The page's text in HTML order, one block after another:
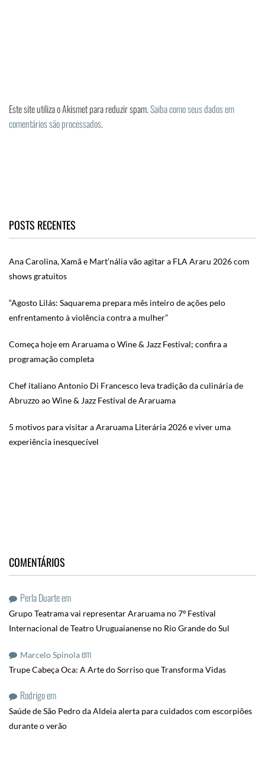
Este site utiliza o Akismet para reduzir spam.Saiba como seus dados em
comentários são processados.
POSTS RECENTES
Ana Carolina, Xamã e Mart’nália vão agitar a FLA Araru 2026 com
shows gratuitos
“Agosto Lilás: Saquarema prepara mês inteiro de ações pelo
enfrentamento à violência contra a mulher”
Começa hoje em Araruama o Wine & Jazz Festival; confira a
programação completa
Chef italiano Antonio Di Francesco leva tradição da culinária de
Abruzzo ao Wine & Jazz Festival de Araruama
5 motivos para visitar a Araruama Literária 2026 e viver uma
experiência inesquecível
COMENTÁRIOS
Perla Duarteem
Grupo Teatrama vai representar Araruama no 7º Festival
Internacional de Teatro Uruguaianense no Rio Grande do Sul
Marcelo Spinolaem
Trupe Cabeça Oca: A Arte do Sorriso que Transforma Vidas
Rodrigoem
Saúde de São Pedro da Aldeia alerta para cuidados com escorpiões
durante o verão